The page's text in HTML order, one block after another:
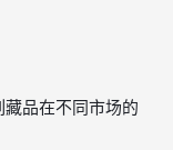
品在不同市场的